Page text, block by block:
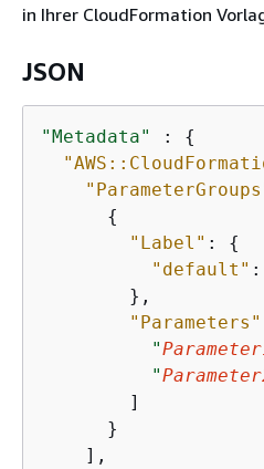
in Ihrer CloudFormation
JSON
"Metadata" : {
{
"Label" : {
"default" :
        },
"Parameters"
"
"
        ]
      }
    ],